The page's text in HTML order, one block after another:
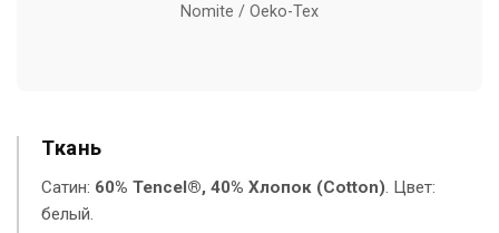
Nomite / Oeko-Tex
Ткань
Сатин: 60% Tencel®, 40% Хлопок (Cotton). Цвет:
белый.